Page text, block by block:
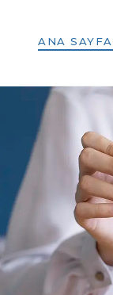
ANA SAYFA